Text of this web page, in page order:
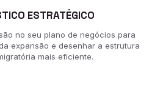
ESTRATÉGICO
no seu plano de negócios para
expansão e desenhar a estrutura
mais eficiente.